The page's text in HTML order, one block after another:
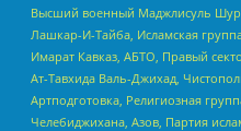
Высший военный Маджлисуль Шура
Лашкар-И-Тайба, Исламская
Имарат Кавказ, АБТО, Правый
Ат-Тавхида Валь-Джихад,
Артподготовка, Религиозная
Челебиджихана, Азов, Партия